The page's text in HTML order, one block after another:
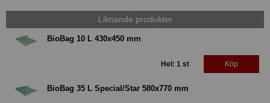
Liknande produkter
BioBag 10 L 430x450 mm
Hel: 1 st Köp
BioBag 35 L Special/Star 580x770 mm